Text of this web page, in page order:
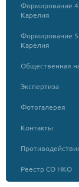
Формирование 4
Карелия
Формирование 5
Карелия
Общественная
Экспертиза
Фотогалерея
Контакты
Реестр СО НКО